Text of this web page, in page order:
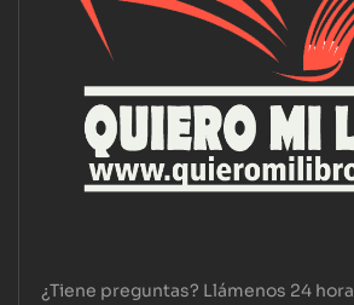
¿Tiene preguntas? Llámenos 24